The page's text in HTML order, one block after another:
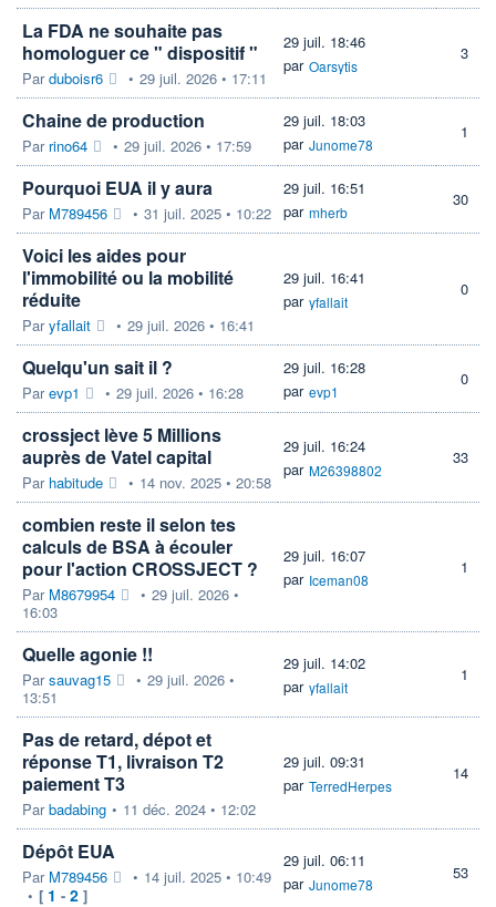
La FDA ne souhaite pas
homologuer ce " dispositif "
Parduboisr6 • 29 juil. 2026 • 17:11
29 juil. 18:46
par Oarsytis
3
Chaine de production
Par rino64 • 29 juil. 2026 • 17:59
29 juil. 18:03
par Junome78
1
Pourquoi EUA il y aura
Par M789456 • 31 juil. 2025 • 10:22
29 juil. 16:51
par mherb
30
Voici les aides pour
l'immobilité ou la mobilité
réduite
Paryfallait • 29 juil. 2026 • 16:41
29 juil. 16:41
par yfallait
0
Quelqu'un sait il ?
Parevp1 • 29 juil. 2026 • 16:28
29 juil. 16:28
par evp1
0
crossject lève 5 Millions
auprès de Vatel capital
Par habitude • 14 nov. 2025 • 20:58
29 juil. 16:24
par M26398802
33
combien reste il selon tes
calculs de BSA à écouler
pour l'action CROSSJECT ?
Par M8679954 • 29 juil. 2026 •
16:03
29 juil. 16:07
par Iceman08
1
Quelle agonie !!
Parsauvag15 • 29 juil. 2026 •
13:51
29 juil. 14:02
par yfallait
1
Pas de retard, dépot et
réponse T1, livraison T2
paiement T3
Parbadabing • 11 déc. 2024 • 12:02
29 juil. 09:31
par TerredHerpes
14
Dépôt EUA
Par M789456 • 14 juil. 2025 • 10:49
• [ 1 - 2 ]
29 juil. 06:11
par Junome78
53